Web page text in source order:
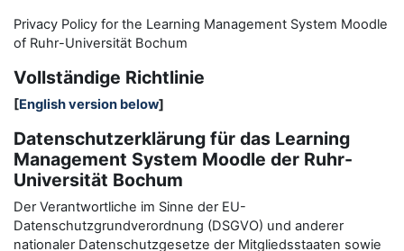
Privacy Policy for the Learning Management System Moodle
of Ruhr-Universität Bochum
Vollständige Richtlinie
[English version below]
Datenschutzerklärung für das Learning
Management System Moodle der Ruhr-
Universität Bochum
Der Verantwortliche im Sinne der EU-
Datenschutzgrundverordnung (DSGVO) und anderer
nationaler Datenschutzgesetze der Mitgliedsstaaten sowie